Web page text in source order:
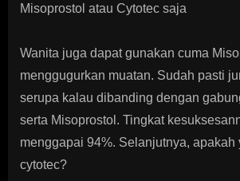
Misoprostol atau Cytotec saja
Wanita juga dapat gunakan cuma
menggugurkan muatan. Sudah pasti
serupa kalau dibanding dengan
serta Misoprostol. Tingkat
menggapai 94%. Selanjutnya, apakah
cytotec?